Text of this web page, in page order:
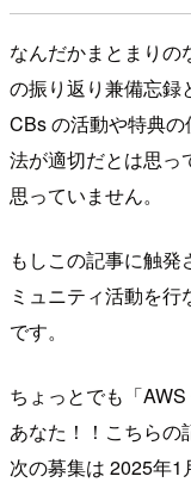
なんだかまとまりの
の振り返り兼備忘録
CBs の活動や特典
法が適切だとは思っ
思っていません。
もしこの記事に触
ミュニティ活動を
です。
ちょっとでも「
あなた！！こちらの
次の募集は 2025年1